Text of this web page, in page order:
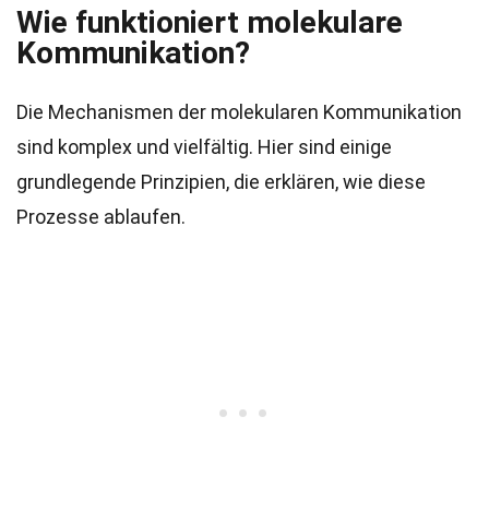
Wie funktioniert molekulare
Kommunikation?
Die Mechanismen der molekularen Kommunikation
sind komplex und vielfältig. Hier sind einige
grundlegende Prinzipien, die erklären, wie diese
Prozesse ablaufen.